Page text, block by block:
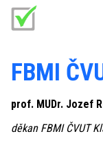
FBMI
prof. MUDr. Jozef
děkan FBMI ČVUT